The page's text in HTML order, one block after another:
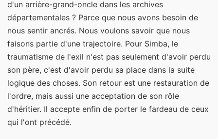
d'un arrière-grand-oncle dans les archives
départementales ? Parce que nous avons besoin de
nous sentir ancrés. Nous voulons savoir que nous
faisons partie d'une trajectoire. Pour Simba, le
traumatisme de l'exil n'est pas seulement d'avoir perdu
son père, c'est d'avoir perdu sa place dans la suite
logique des choses. Son retour est une restauration de
l'ordre, mais aussi une acceptation de son rôle
d'héritier. Il accepte enfin de porter le fardeau de ceux
qui l'ont précédé.